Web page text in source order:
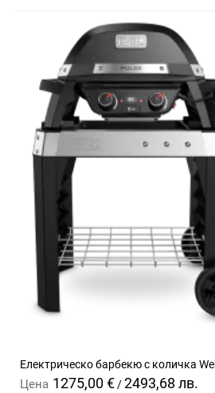
Електрическо барбекю с количка
Цена 1275,00 € /2493,68 лв.